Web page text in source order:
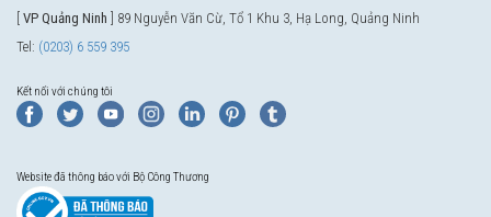
[ VP Quảng Ninh ] 89 Nguyễn Văn Cừ, Tổ 1 Khu 3, Hạ Long, Quảng Ninh
Tel: (0203) 6 559 395
Kết nối với chúng tôi
Website đã thông báo với Bộ Công Thương